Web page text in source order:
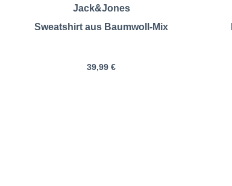
Jack&Jones
Sweatshirt aus Baumwoll-Mix
39,99 €